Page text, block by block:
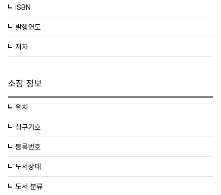
ISBN
발행연도
저자
소장 정보
위치
청구기호
등록번호
도서상태
도서 분류